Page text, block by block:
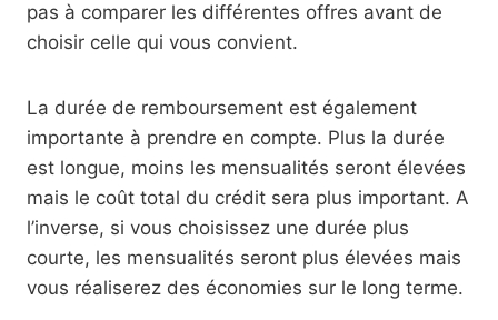
pas à comparer les différentes offres avant de
choisir celle qui vous convient.
La durée de remboursement est également
importante à prendre en compte. Plus la durée
est longue, moins les mensualités seront élevées
mais le coût total du crédit sera plus important. A
l’inverse, si vous choisissez une durée plus
courte, les mensualités seront plus élevées mais
vous réaliserez des économies sur le long terme.